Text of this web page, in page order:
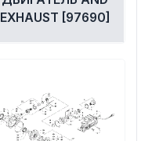
EXHAUST [97690]